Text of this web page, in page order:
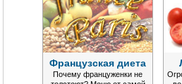
Французская диета
Почему француженки не